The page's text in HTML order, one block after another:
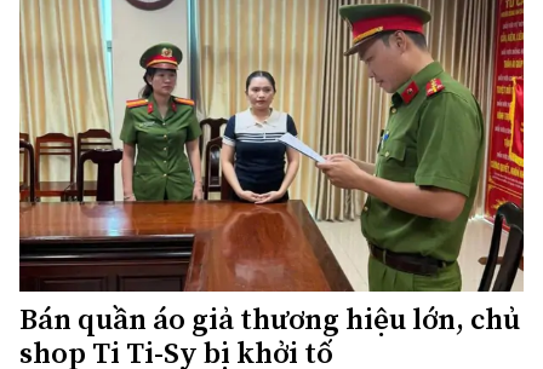
Bán quần áo giả thương hiệu lớn, chủ
shop Ti Ti-Sy bị khởi tố